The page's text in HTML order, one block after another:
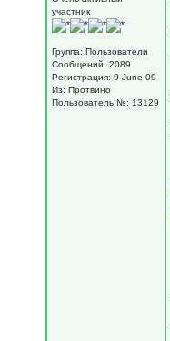
участник
Группа: Пользователи
Сообщений: 2089
Регистрация: 9-June 09
Из: Протвино
Пользователь №: 13129